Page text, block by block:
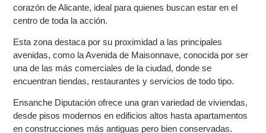
corazón de Alicante, ideal para quienes buscan estar en el
centro de toda la acción.
Esta zona destaca por su proximidad a las principales
avenidas, como la Avenida de Maisonnave, conocida por ser
una de las más comerciales de la ciudad, donde se
encuentran tiendas, restaurantes y servicios de todo tipo.
Ensanche Diputación ofrece una gran variedad de viviendas,
desde pisos modernos en edificios altos hasta apartamentos
en construcciones más antiguas pero bien conservadas.